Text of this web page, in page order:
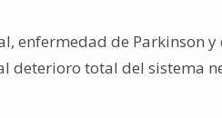
enfermedad de Parkinson
deterioro total del sistema